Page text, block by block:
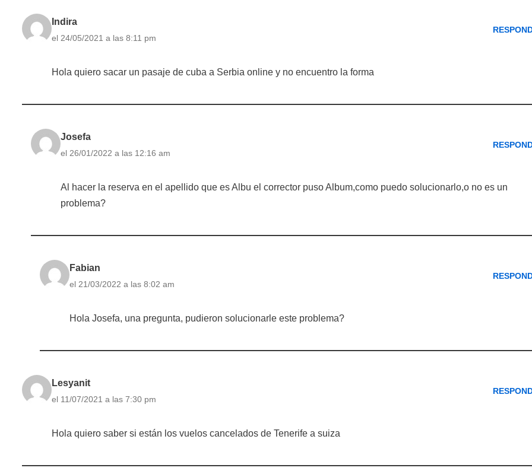
Indira
el 24/05/2021 a las 8:11 pm
Hola quiero sacar un pasaje de cuba a Serbia online y no encuentro la forma
Josefa
el 26/01/2022 a las 12:16 am
Al hacer la reserva en el apellido que es Albu el corrector puso Album,como puedo solucionarlo,o no es un
problema?
Fabian
el 21/03/2022 a las 8:02 am
Hola Josefa, una pregunta, pudieron solucionarle este problema?
Lesyanit
el 11/07/2021 a las 7:30 pm
Hola quiero saber si están los vuelos cancelados de Tenerife a suiza